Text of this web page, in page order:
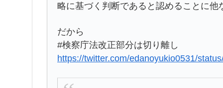
略に基づく判断であると認めることに他
だから
#検察庁法改正部分は切り離し
https://twitter.com/edanoyukio0531/